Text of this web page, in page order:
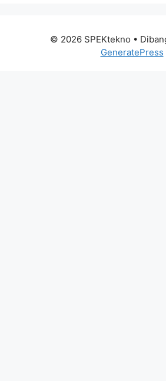
© 2026 SPEKtekno •
GeneratePress